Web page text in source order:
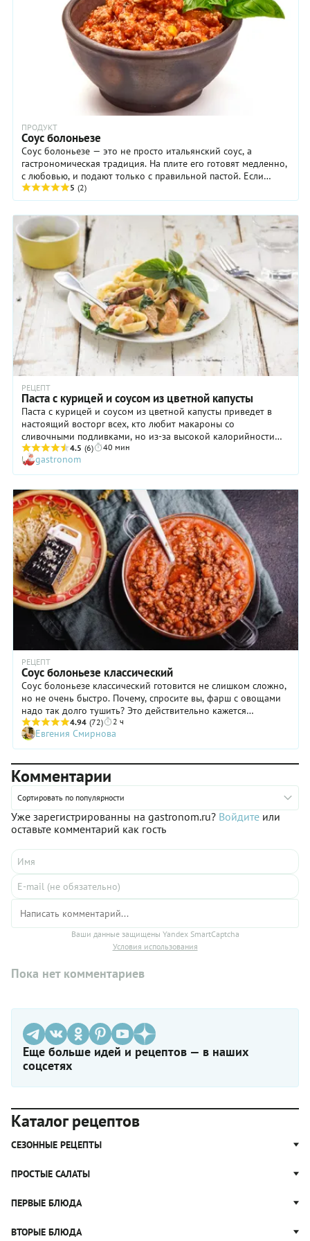
сытным и невероятно вкусным. Если у вас есть мультиварка,
попробуйте готовить именно в ней. В мультиварке соус
получается более густым и не забрызгает вам всю плиту.
ПРОДУКТ
Соус болоньезе
Соус болоньезе — это не просто итальянский соус, а
гастрономическая традиция. На плите его готовят медленно,
с любовью, и подают только с правильной пастой. Если
увидите в меню «спагетти болоньезе» – знайте, это
туристическая версия блюда! Расскажем, как в Эмилии-
Романьи создают традиционный соус, какие его вариации
предлагают современные шеф-повара и что категорически
нельзя делать, готовя болоньезе.
5 (2)
РЕЦЕПТ
Паста с курицей и соусом из цветной капусты
Паста с курицей и соусом из цветной капусты приведет в
настоящий восторг всех, кто любит макароны со
сливочными подливками, но из-за высокой калорийности
вынужден себе отказывать в этом блюде. Густой
шелковистый соус, который мы для вас приготовили,
прекрасно обволакивает длинные широкие ленточки
фетучини, и пусть вас не смущает насыщенный вкус капусты
— в сочетании с пармезаном ей не будет равных. А освоив
принцип приготовления, вы сможете составлять
бесконечный пазл из разных видов пасты, мяса и овощей.
4.5 (6) 40 мин
gastronom
РЕЦЕПТ
Соус болоньезе классический
Соус болоньезе классический готовится не слишком сложно,
но не очень быстро. Почему, спросите вы, фарш с овощами
надо так долго тушить? Это действительно кажется
странным, ведь до готовности эти ингредиенты дойдут
минут за двадцать. Однако причина есть и весьма
значительная! Именно в процессе длительного тушения соус
болоньезе приобретает свой неповторимый вкус,
насыщенный аромат и правильную консистенцию. Все
ингредиенты будто бы растворяются друг в друге! Именно
такой соус болоньезе считается классическим, именно так
его готовят в Италии!
4.94 (72) 2 ч
Евгения Смирнова
Комментарии
Сортировать по популярности
Уже зарегистрированны на gastronom.ru? Войдите или
оставьте комментарий как гость
Ваши данные защищены Yandex SmartCaptcha
Условия использования
Пока нет комментариев
Еще больше идей и рецептов — в наших
соцсетях
Каталог рецептов
СЕЗОННЫЕ РЕЦЕПТЫ
Рецепты из капусты
Рецепты с грибами
Яблочные пироги
ПРОСТЫЕ САЛАТЫ
Простые салаты
Салат Цезарь
ПЕРВЫЕ БЛЮДА
Щи
ВТОРЫЕ БЛЮДА